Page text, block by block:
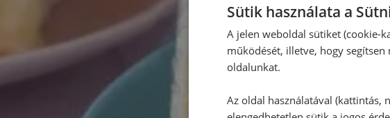
Sütik használata a
A jelen weboldal sütiket (cookie-
működését, illetve, hogy
oldalunkat.
Az oldal használatával (kattintás,